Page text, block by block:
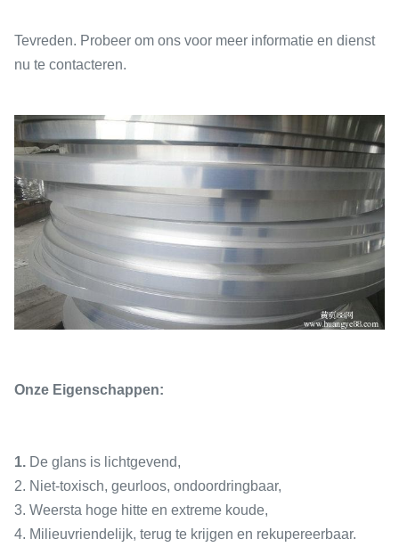
Tevreden. Probeer om ons voor meer informatie en dienst
nu te contacteren.
Onze Eigenschappen:
1. De glans is lichtgevend,
2. Niet-toxisch, geurloos, ondoordringbaar,
3. Weersta hoge hitte en extreme koude,
4. Milieuvriendelijk, terug te krijgen en rekupereerbaar.